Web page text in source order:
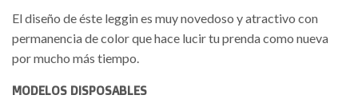
El diseño de éste leggin es muy novedoso y atractivo con
permanencia de color que hace lucir tu prenda como nueva
por mucho más tiempo.
MODELOS DISPOSABLES